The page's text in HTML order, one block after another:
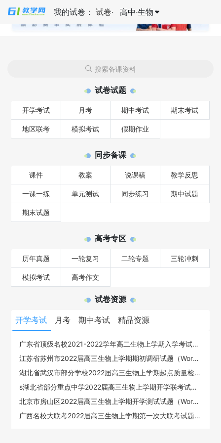
我的试卷： 试卷· 高中·生物 
 搜索备课资料
试卷试题
开学考试 月考 期中考试 期末考试
地区联考 模拟考试 假期作业
同步备课
课件 教案 说课稿 教学反思
一课一练 单元测试 同步练习 期中试题
期末试题
高考专区
历年真题 一轮复习 二轮专题 三轮冲刺
模拟考试 高考作文
试卷资源
开学考试 月考 期中考试 精品资源
广东省顶级名校2021-2022学年高二生物上学期入学考试试题（PDF版带答案）
江苏省苏州市2022届高三生物上学期期初调研试题（Word版带答案）
湖北省武汉市部分学校2022届高三生物上学期起点质量检测试题（Word版带答案）
s湖北省部分重点中学2022届高三生物上学期开学联考试卷（Word版带答案）
北京市房山区2022届高三生物上学期开学测试试题（Word版带答案）
广西名校大联考2022届高三生物上学期第一次大联考试题（全国卷）（Word版带答案）